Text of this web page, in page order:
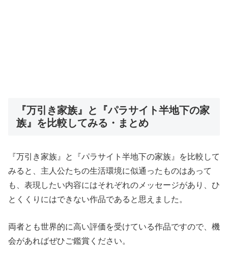
『万引き家族』と『パラサイト半地下の家
族』を比較してみる・まとめ
『万引き家族』と『パラサイト半地下の家族』を比較して
みると、主人公たちの生活環境に似通ったものはあって
も、表現したい内容にはそれぞれのメッセージがあり、ひ
とくくりにはできない作品であると思えました。
両者とも世界的に高い評価を受けている作品ですので、機
会があればぜひご鑑賞ください。